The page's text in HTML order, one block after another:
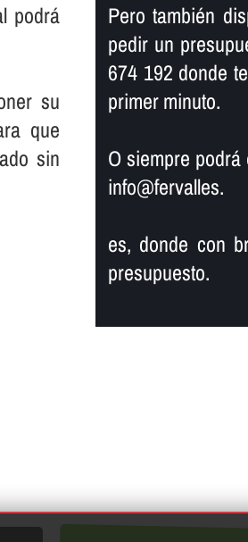
podrá
su
que
sin
Pero también
pedir un
674 192 donde
primer minuto.
O siempre
info@fervalles.
es, donde con
presupuesto.